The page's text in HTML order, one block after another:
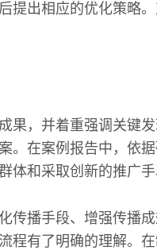
提出相应的优化策略
果，并着重强调关键
。在案例报告中，依
体和采取创新的推广手
传播手段、增强传播
程有了明确的理解。